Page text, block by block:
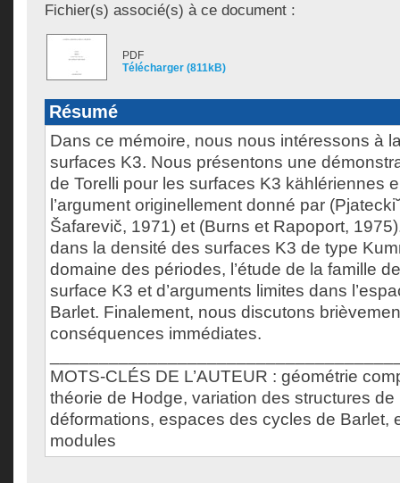
Fichier(s) associé(s) à ce document :
PDF
Télécharger (811kB)
Résumé
Dans ce mémoire, nous nous intéressons à
surfaces K3. Nous présentons une
de Torelli pour les surfaces K3 kählériennes
l’argument originellement donné par
Šafarevič, 1971) et (Burns et Rapoport,
dans la densité des surfaces K3 de type
domaine des périodes, l’étude de la famille
surface K3 et d’arguments limites dans
Barlet. Finalement, nous discutons
conséquences immédiates.
MOTS-CLÉS DE L’AUTEUR : géométrie
théorie de Hodge, variation des structures
déformations, espaces des cycles de Barlet,
modules